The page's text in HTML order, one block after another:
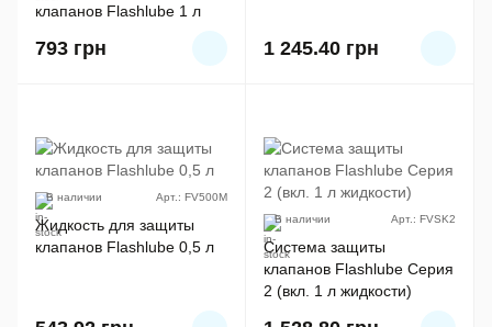
клапанов Flashlube 1 л
793 грн 1 245.40 грн
В наличии Арт.: FV500M
Жидкость для защиты
клапанов Flashlube 0,5 л
В наличии Арт.: FVSK2
Система защиты
клапанов Flashlube Серия
2 (вкл. 1 л жидкости)